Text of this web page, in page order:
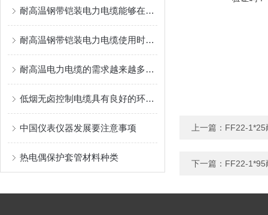
耐高温钢带铠装电力电缆能够在高温环境下保持稳定的性能
耐高温钢带铠装电力电缆使用时需注意以下几点
耐高温电力电缆的需求越来越多，对其品质也越高
低烟无卤控制电缆具有良好的环保性能
中国仪表仪器发展要注意事项
热电偶保护套管材料种类
上一篇： FF22-1*25
下一篇： FF22-1*95